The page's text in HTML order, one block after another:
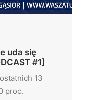
uda się
#1]
13
proc.